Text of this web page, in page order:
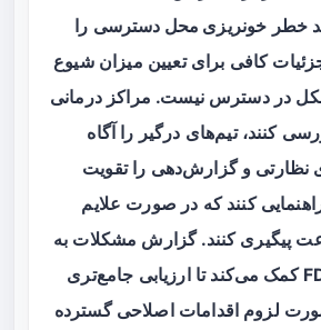
خطر خونریزی محل دسترسی را
کافی برای تعیین میزان شیوع
در دسترس نیست. مراکز درمانی
کنند، تیم‌های درگیر را آگاه
نظارتی و گزارش‌دهی را تقویت
راهنمایی کنند که در صورت علایم
پیگیری کنند. گزارش مشکلات به
تولیدکننده و به FDA کمک می‌کند تا ارزیابی جامع‌تری
لزوم اقدامات اصلاحی گسترده